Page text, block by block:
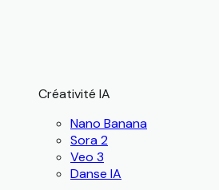
Créativité IA
Nano Banana
Sora 2
Veo 3
Danse IA